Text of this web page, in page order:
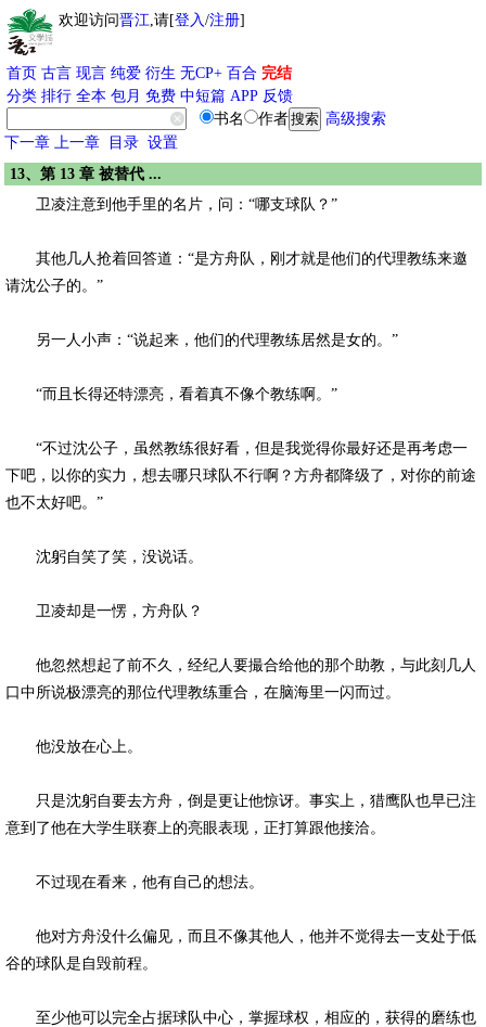
欢迎访问晋江,请[登入/注册]
首页 古言 现言 纯爱 衍生 无CP+ 百合 完结
分类 排行 全本 包月 免费 中短篇 APP 反馈
书名
作者
高级搜索
下一章 上一章 目录 设置
13、第 13 章 被替代 ...
卫凌注意到他手里的名片，问：“哪支球队？”
其他几人抢着回答道：“是方舟队，刚才就是他们的代理教练来邀
请沈公子的。”
另一人小声：“说起来，他们的代理教练居然是女的。”
“而且长得还特漂亮，看着真不像个教练啊。”
“不过沈公子，虽然教练很好看，但是我觉得你最好还是再考虑一
下吧，以你的实力，想去哪只球队不行啊？方舟都降级了，对你的前途
也不太好吧。”
沈躬自笑了笑，没说话。
卫凌却是一愣，方舟队？
他忽然想起了前不久，经纪人要撮合给他的那个助教，与此刻几人
口中所说极漂亮的那位代理教练重合，在脑海里一闪而过。
他没放在心上。
只是沈躬自要去方舟，倒是更让他惊讶。事实上，猎鹰队也早已注
意到了他在大学生联赛上的亮眼表现，正打算跟他接洽。
不过现在看来，他有自己的想法。
他对方舟没什么偏见，而且不像其他人，他并不觉得去一支处于低
谷的球队是自毁前程。
至少他可以完全占据球队中心，掌握球权，相应的，获得的磨练也